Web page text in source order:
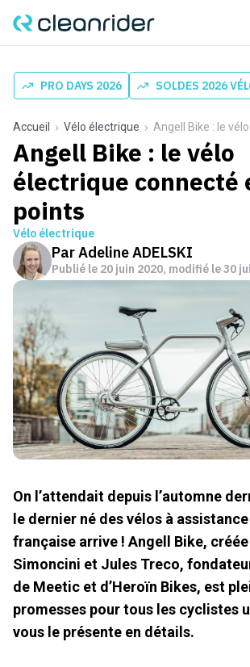
PRO DAYS 2026 SOLDES 2026
Accueil Vélo électrique Angell Bike : le vélo
Angell Bike : le vélo
électrique connecté
points
Vélo électrique
ParAdeline ADELSKI
Publié le 20 juin 2020, modifié le 30
On l’attendait depuis l’automne
le dernier né des vélos à
française arrive ! Angell Bike,
Simoncini et Jules Treco,
de Meetic et d’Heroïn Bikes, est
promesses pour tous les cyclistes
vous le présente en détails.